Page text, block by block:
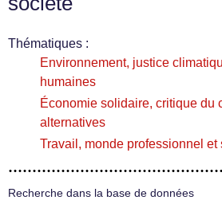
Thématiques :
Environnement, justice
humaines
Économie solidaire, critique du
alternatives
Travail, monde professionnel et
Recherche dans la base de données